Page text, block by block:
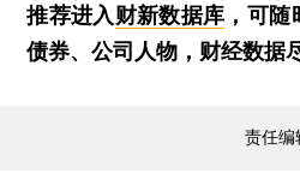
推荐进入财新数据库 ，可
债券、公司人物，财经数据
责任编